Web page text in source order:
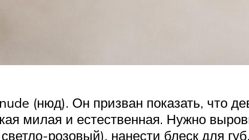
(нюд). Он призван показать, что
милая и естественная. Нужно
розовый), нанести блеск для